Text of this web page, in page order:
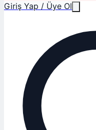
Giriş Yap / Üye Ol